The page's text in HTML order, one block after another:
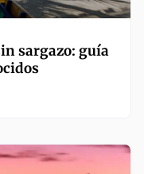
sargazo: guía